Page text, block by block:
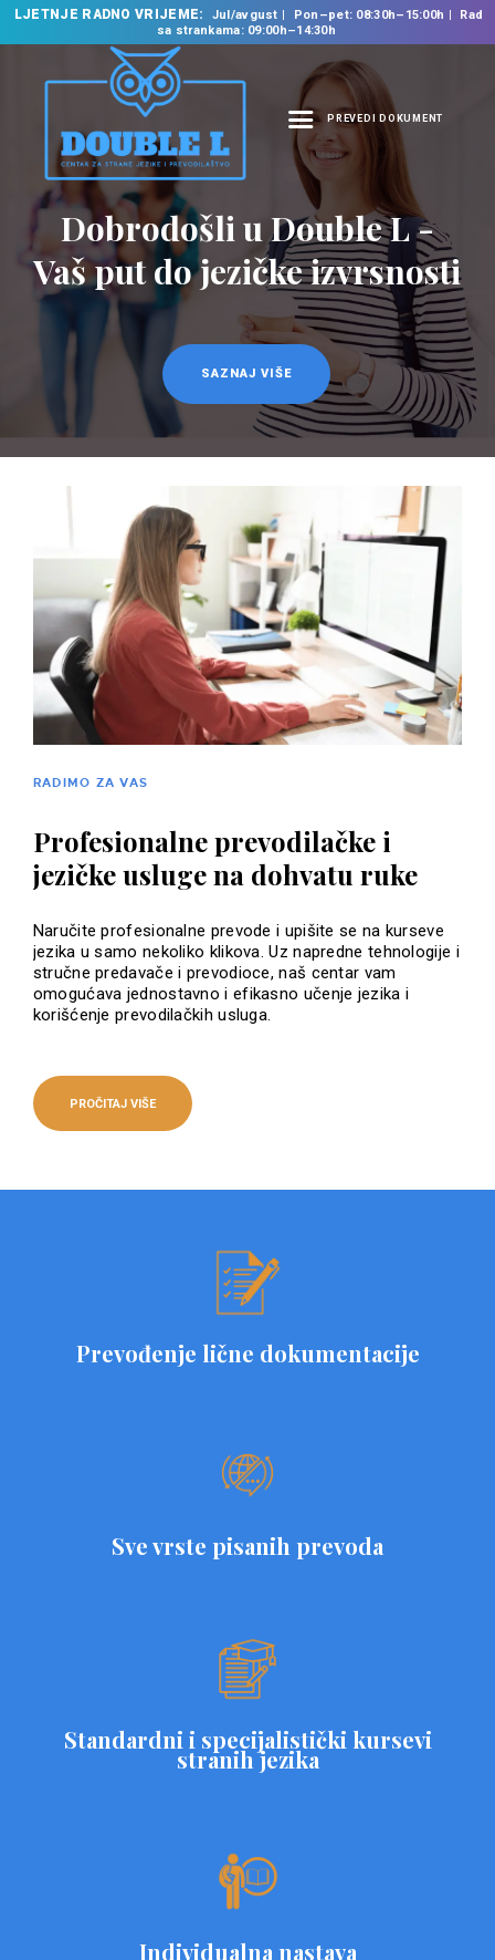
LJETNJE RADNO VRIJEME: Jul/avgust Pon–pet: 08:30h–15:00h
Rad
sa strankama: 09:00h–14:30h
PREVEDI DOKUMENT
NASLOVNA
O NAMA
NAŠE USLUGE
ŠKOLA STRANIH
JEZIKA
PREVODILAČKI BIRO
KURSEVI
NOVOSTI
KONTAKT
Prevodilačke usluge
na 35 jezika
SAZNAJ VIŠE
RADIMO ZA VAS
Profesionalne prevodilačke i
jezičke usluge na dohvatu ruke
Naručite profesionalne prevode i upišite se na kurseve
jezika u samo nekoliko klikova. Uz napredne tehnologije i
stručne predavače i prevodioce, naš centar vam
omogućava jednostavno i efikasno učenje jezika i
korišćenje prevodilačkih usluga.
PROČITAJ VIŠE
Prevođenje lične dokumentacije
Sve vrste pisanih prevoda
Standardni i specijalistički kursevi
stranih jezika
Individualna nastava